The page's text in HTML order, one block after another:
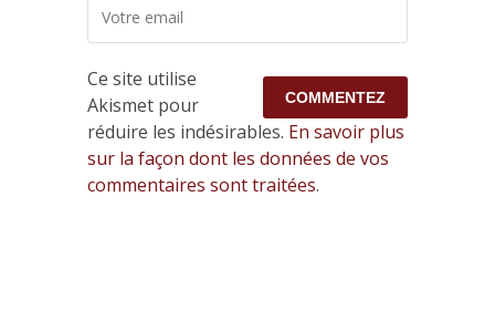
Ce site utilise
Akismet pour
réduire les indésirables. En savoir plus
sur la façon dont les données de vos
commentaires sont traitées.